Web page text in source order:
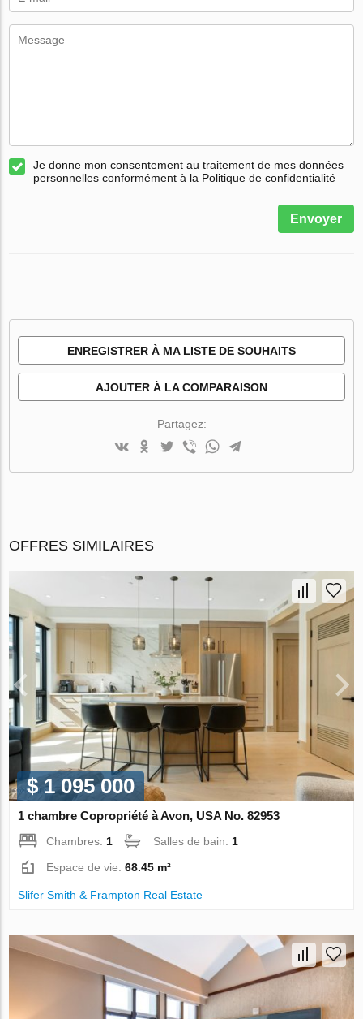
Je donne mon consentement au traitement de mes données
personnelles conformément à la Politique de confidentialité
Envoyer
ENREGISTRER À MA LISTE DE SOUHAITS
AJOUTER À LA COMPARAISON
Partagez:
OFFRES SIMILAIRES
$ 1 095 000
1 chambre Copropriété à Avon, USA No. 82953
Chambres:1 Salles de bain:1
Espace de vie:68.45 m²
Slifer Smith & Frampton Real Estate